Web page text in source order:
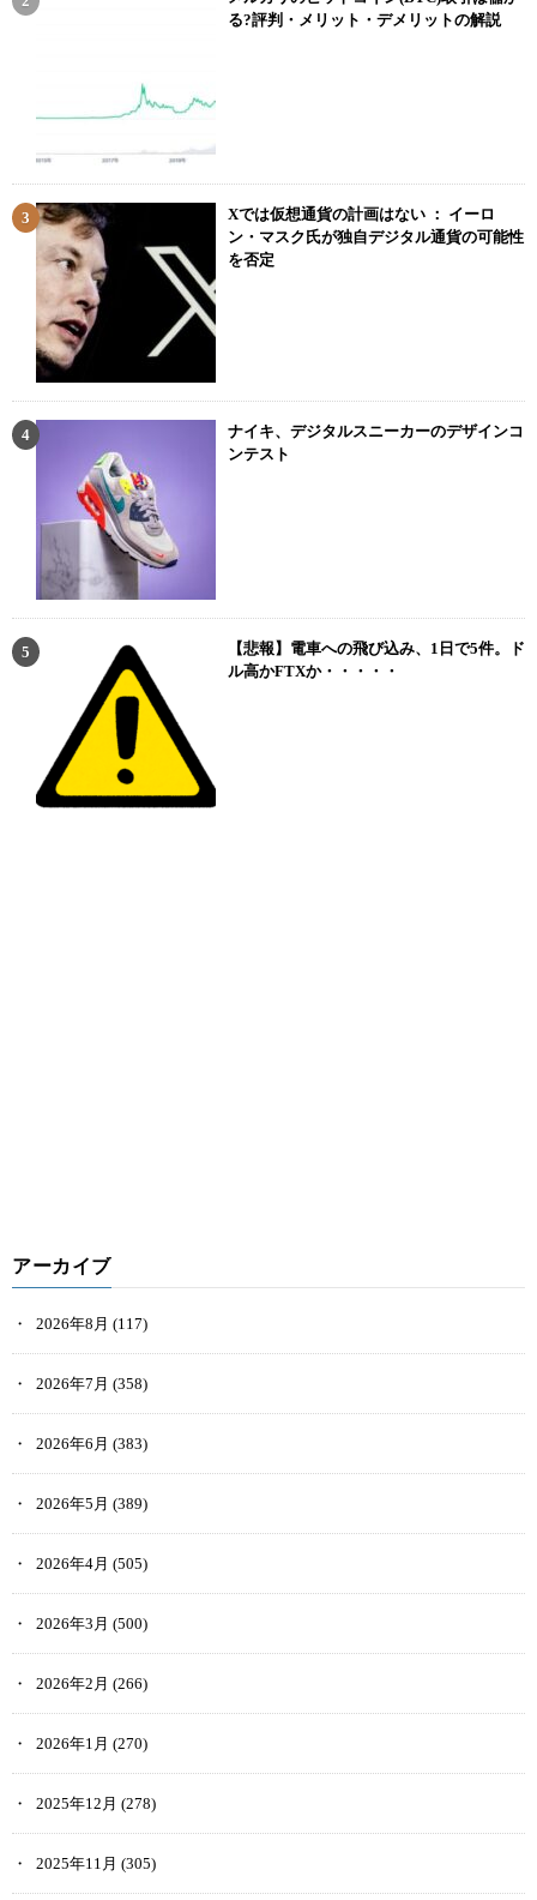
る?評判・メリット・デメリットの解説
Xでは仮想通貨の計画はない ： イーロ
ン・マスク氏が独自デジタル通貨の可能性
を否定
ナイキ、デジタルスニーカーのデザインコ
ンテスト
【悲報】電車への飛び込み、1日で5件。ド
ル高かFTXか・・・・・
アーカイブ
2026年8月 (117)
2026年7月 (358)
2026年6月 (383)
2026年5月 (389)
2026年4月 (505)
2026年3月 (500)
2026年2月 (266)
2026年1月 (270)
2025年12月 (278)
2025年11月 (305)